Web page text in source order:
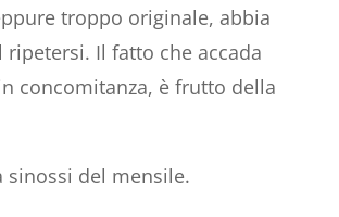
troppo originale, abbia
Il fatto che accada
concomitanza, è frutto della
sinossi del mensile.